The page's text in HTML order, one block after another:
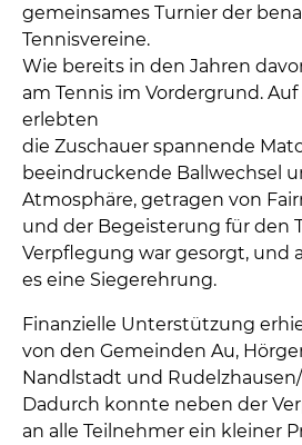
gemeinsames Turnier der
Tennisvereine.
Wie bereits in den Jahren
am Tennis im Vordergrund.
erlebten
die Zuschauer spannende
beeindruckende Ballwechsel
Atmosphäre, getragen von
und der Begeisterung für den
Verpflegung war gesorgt, und
es eine Siegerehrung.
Finanzielle Unterstützung
von den Gemeinden Au,
Nandlstadt und
Dadurch konnte neben der
an alle Teilnehmer ein kleiner